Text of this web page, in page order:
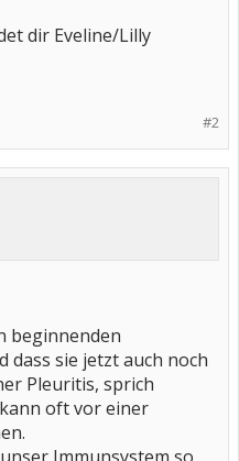
dir Eveline/Lilly
#2
beginnenden
dass sie jetzt auch noch
Pleuritis, sprich
oft vor einer